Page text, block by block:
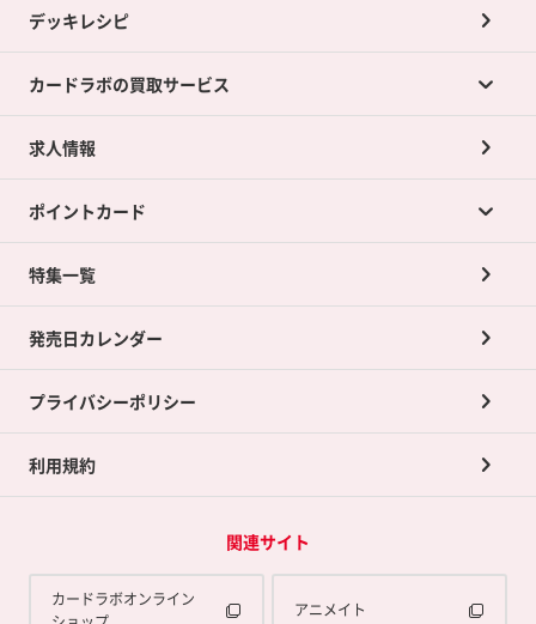
デッキレシピ
カードラボの買取サービス
カードラボの買取サービスTOP
店舗買取について
ネット買取について
買取承諾書について
求人情報
ポイントカード
ポイントカードTOP
ポイント交換景品
特集一覧
発売日カレンダー
プライバシーポリシー
利用規約
関連サイト
カードラボオンライン
アニメイト